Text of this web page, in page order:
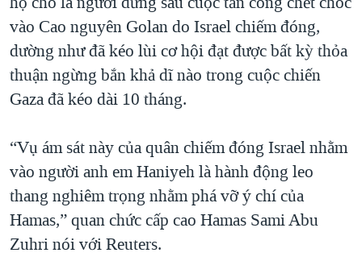
vào Cao nguyên Golan do Israel chiếm đóng,
dường như đã kéo lùi cơ hội đạt được bất kỳ thỏa
thuận ngừng bắn khả dĩ nào trong cuộc chiến
Gaza đã kéo dài 10 tháng.
“Vụ ám sát này của quân chiếm đóng Israel nhằm
vào người anh em Haniyeh là hành động leo
thang nghiêm trọng nhằm phá vỡ ý chí của
Hamas,” quan chức cấp cao Hamas Sami Abu
Zuhri nói với Reuters.